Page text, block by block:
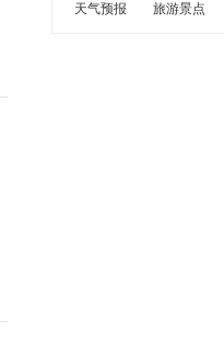
天气预报 旅游景点